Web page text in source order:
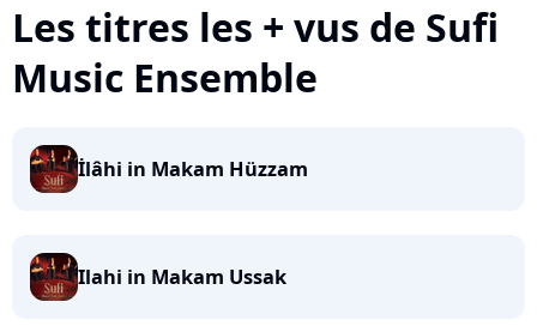
Les titres les + vus de Sufi
Music Ensemble
İlâhi in Makam Hüzzam
Ilahi in Makam Ussak